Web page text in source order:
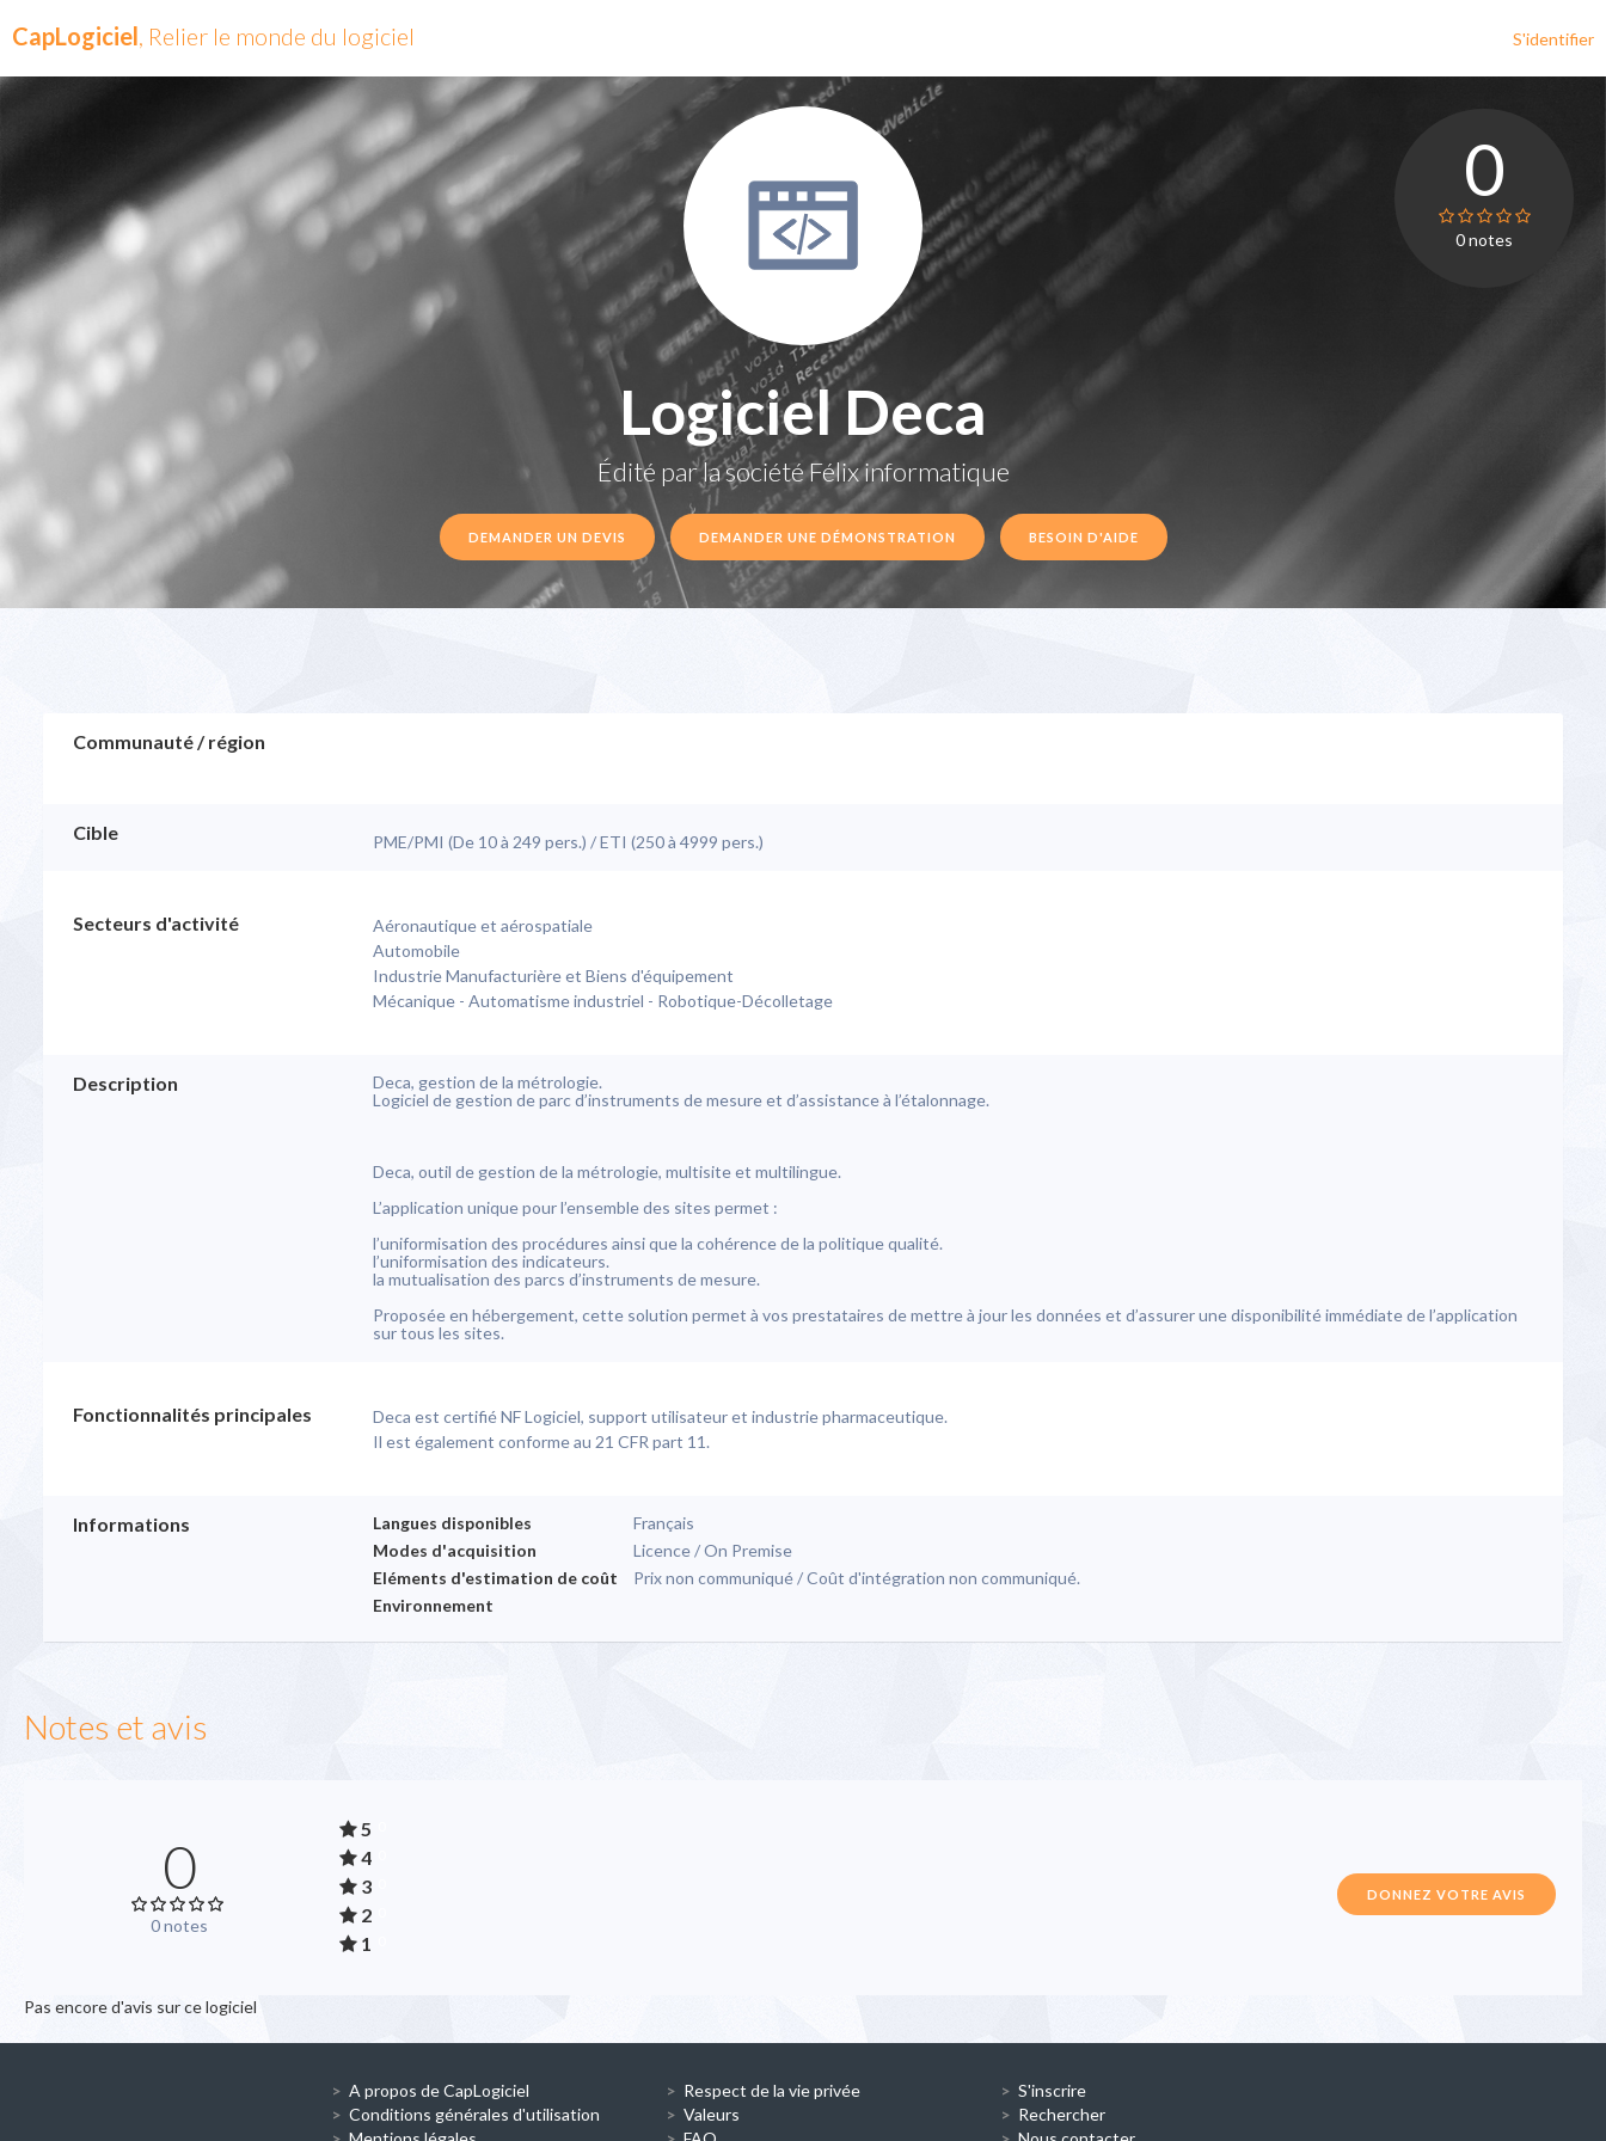
CapLogiciel, Relier le monde du logiciel S'identifier
0
0notes
Logiciel Deca
Édité par la sociétéFélix informatique
DEMANDER UN DEVIS DEMANDER UNE DÉMONSTRATION BESOIN D'AIDE
Communauté / région
Cible PME/PMI (De 10 à 249 pers.) / ETI (250 à 4999 pers.)
Secteurs d'activité
Aéronautique et aérospatiale
Automobile
Industrie Manufacturière et Biens d'équipement
Mécanique - Automatisme industriel - Robotique-Décolletage
Description
Deca, gestion de la métrologie.
Logiciel de gestion de parc d’instruments de mesure et d’assistance à l’étalonnage.
Deca, outil de gestion de la métrologie, multisite et multilingue.
L’application unique pour l’ensemble des sites permet :
l’uniformisation des procédures ainsi que la cohérence de la politique qualité.
l’uniformisation des indicateurs.
la mutualisation des parcs d’instruments de mesure.
Proposée en hébergement, cette solution permet à vos prestataires de mettre à jour les données et d’assurer une disponibilité immédiate de l’application
Fonctionnalités principales
Deca est certifié NF Logiciel, support utilisateur et industrie pharmaceutique.
Il est également conforme au 21 CFR part 11.
Informations Langues disponibles
Français
Modes d'acquisition
Licence / On Premise
Eléments d'estimation de coût
Prix non communiqué / Coût d'intégration non communiqué.
Environnement
Notes et avis
0
0 notes
5
4
3
2
1
DONNEZ VOTRE AVIS
Pas encore d'avis sur ce logiciel
A propos de CapLogiciel
Conditions générales d'utilisation
Respect de la vie privée
Valeurs
S'inscrire
Rechercher